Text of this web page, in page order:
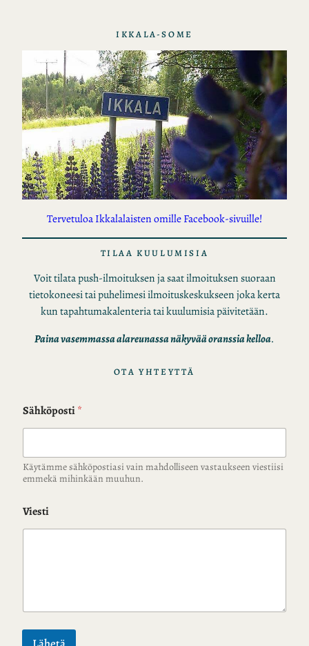
IKKALA-SOME
Tervetuloa Ikkalalaisten omille Facebook-sivuille!
TILAA KUULUMISIA
Voit tilata push-ilmoituksen ja saat ilmoituksen suoraan
tietokoneesi tai puhelimesi ilmoituskeskukseen joka kerta
kun tapahtumakalenteria tai kuulumisia päivitetään.
Paina vasemmassa alareunassa näkyvää oranssia kelloa.
OTA YHTEYTTÄ
Sähköposti*
Käytämme sähköpostiasi vain mahdolliseen vastaukseen viestiisi
emmekä mihinkään muuhun.
Viesti